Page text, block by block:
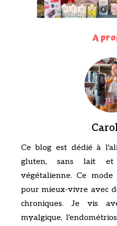
A
Ce blog est dédié à
gluten, sans lait et
végétalienne. Ce
pour mieux-vivre avec
chroniques. Je vis
myalgique,